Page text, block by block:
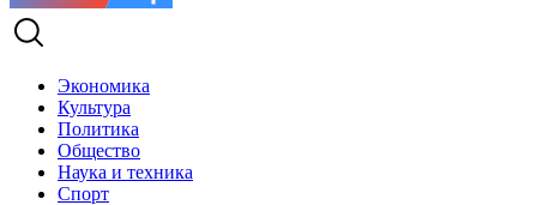
Экономика
Культура
Политика
Общество
Наука и техника
Спорт